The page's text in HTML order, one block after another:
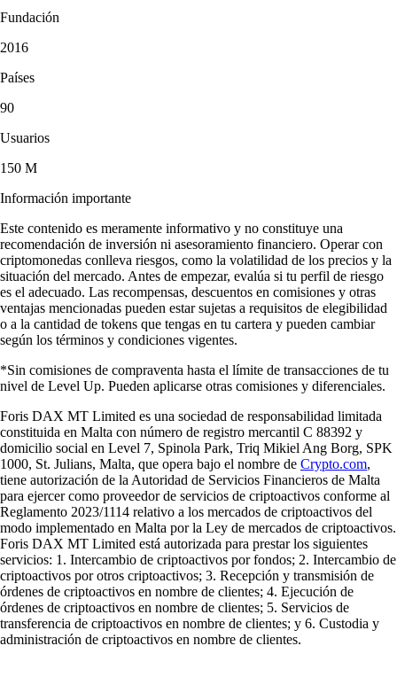
Fundación
2016
Países
90
Usuarios
150 M
Información importante
Este contenido es meramente informativo y no constituye una
recomendación de inversión ni asesoramiento financiero. Operar con
criptomonedas conlleva riesgos, como la volatilidad de los precios y la
situación del mercado. Antes de empezar, evalúa si tu perfil de riesgo
es el adecuado. Las recompensas, descuentos en comisiones y otras
ventajas mencionadas pueden estar sujetas a requisitos de elegibilidad
o a la cantidad de tokens que tengas en tu cartera y pueden cambiar
según los términos y condiciones vigentes.
*Sin comisiones de compraventa hasta el límite de transacciones de tu
nivel de Level Up. Pueden aplicarse otras comisiones y diferenciales.
Foris DAX MT Limited es una sociedad de responsabilidad limitada
constituida en Malta con número de registro mercantil C 88392 y
domicilio social en Level 7, Spinola Park, Triq Mikiel Ang Borg, SPK
1000, St. Julians, Malta, que opera bajo el nombre de Crypto.com,
tiene autorización de la Autoridad de Servicios Financieros de Malta
para ejercer como proveedor de servicios de criptoactivos conforme al
Reglamento 2023/1114 relativo a los mercados de criptoactivos del
modo implementado en Malta por la Ley de mercados de criptoactivos.
Foris DAX MT Limited está autorizada para prestar los siguientes
servicios: 1. Intercambio de criptoactivos por fondos; 2. Intercambio de
criptoactivos por otros criptoactivos; 3. Recepción y transmisión de
órdenes de criptoactivos en nombre de clientes; 4. Ejecución de
órdenes de criptoactivos en nombre de clientes; 5. Servicios de
transferencia de criptoactivos en nombre de clientes; y 6. Custodia y
administración de criptoactivos en nombre de clientes.